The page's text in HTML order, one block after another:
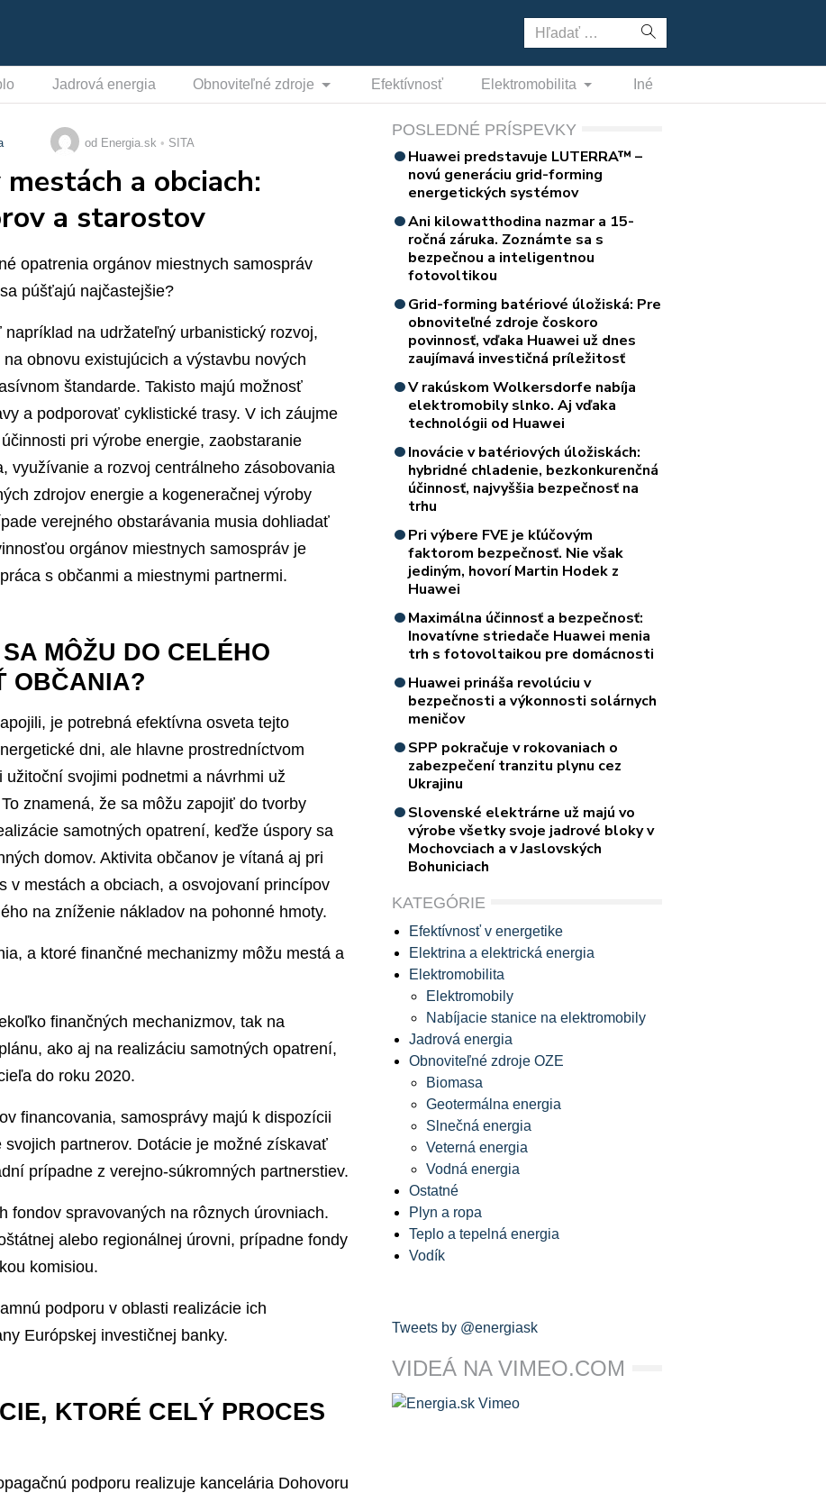
Hľadať:
Jadrová energia Obnoviteľné zdroje Efektívnosť Elektromobilita Iné
od Energia.sk SITA
a obciach:
a starostov
opatrenia orgánov miestnych samospráv
púšťajú najčastejšie?
na udržateľný urbanistický rozvoj,
obnovu existujúcich a výstavbu nových
štandarde. Takisto majú možnosť
a podporovať cyklistické trasy. V ich záujme
pri výrobe energie, zaobstaranie
využívanie a rozvoj centrálneho zásobovania
zdrojov energie a kogeneračnej výroby
verejného obstarávania musia dohliadať
orgánov miestnych samospráv je
s občanmi a miestnymi partnermi.
MÔŽU DO CELÉHO
OBČANIA?
je potrebná efektívna osveta tejto
dni, ale hlavne prostredníctvom
svojimi podnetmi a návrhmi už
znamená, že sa môžu zapojiť do tvorby
samotných opatrení, keďže úspory sa
domov. Aktivita občanov je vítaná aj pri
v mestách a obciach, a osvojovaní princípov
na zníženie nákladov na pohonné hmoty.
a ktoré finančné mechanizmy môžu mestá a
finančných mechanizmov, tak na
ako aj na realizáciu samotných opatrení,
do roku 2020.
financovania, samosprávy majú k dispozícii
partnerov. Dotácie je možné získavať
prípadne z verejno-súkromných partnerstiev.
fondov spravovaných na rôznych úrovniach.
alebo regionálnej úrovni, prípadne fondy
komisiou.
podporu v oblasti realizácie ich
Európskej investičnej banky.
KTORÉ CELÝ PROCES
podporu realizuje kancelária Dohovoru
POSLEDNÉ PRÍSPEVKY
Huawei predstavuje LUTERRA™ –
novú generáciu grid-forming
energetických systémov
Ani kilowatthodina nazmar a 15-
ročná záruka. Zoznámte sa s
bezpečnou a inteligentnou
fotovoltikou
Grid-forming batériové úložiská: Pre
obnoviteľné zdroje čoskoro
povinnosť, vďaka Huawei už dnes
zaujímavá investičná príležitosť
V rakúskom Wolkersdorfe nabíja
elektromobily slnko. Aj vďaka
technológii od Huawei
Inovácie v batériových úložiskách:
hybridné chladenie, bezkonkurenčná
účinnosť, najvyššia bezpečnosť na
trhu
Pri výbere FVE je kľúčovým
faktorom bezpečnosť. Nie však
jediným, hovorí Martin Hodek z
Huawei
Maximálna účinnosť a bezpečnosť:
Inovatívne striedače Huawei menia
trh s fotovoltaikou pre domácnosti
Huawei prináša revolúciu v
bezpečnosti a výkonnosti solárnych
meničov
SPP pokračuje v rokovaniach o
zabezpečení tranzitu plynu cez
Ukrajinu
Slovenské elektrárne už majú vo
výrobe všetky svoje jadrové bloky v
Mochovciach a v Jaslovských
Bohuniciach
KATEGÓRIE
Efektívnosť v energetike
Elektrina a elektrická energia
Elektromobilita
Elektromobily
Nabíjacie stanice na elektromobily
Jadrová energia
Obnoviteľné zdroje OZE
Biomasa
Geotermálna energia
Slnečná energia
Veterná energia
Vodná energia
Ostatné
Plyn a ropa
Teplo a tepelná energia
Vodík
Tweets by @energiask
VIDEÁ NA VIMEO.COM